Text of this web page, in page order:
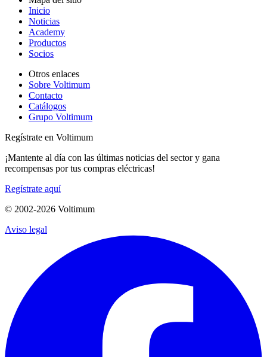
Inicio
Noticias
Academy
Productos
Socios
Otros enlaces
Sobre Voltimum
Contacto
Catálogos
Grupo Voltimum
Regístrate en Voltimum
¡Mantente al día con las últimas noticias del sector y gana
recompensas por tus compras eléctricas!
Regístrate aquí
© 2002-2026 Voltimum
Aviso legal